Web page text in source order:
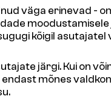
väga erinevad -
kõigil asutajatel
järgi. Kui on
mõnes